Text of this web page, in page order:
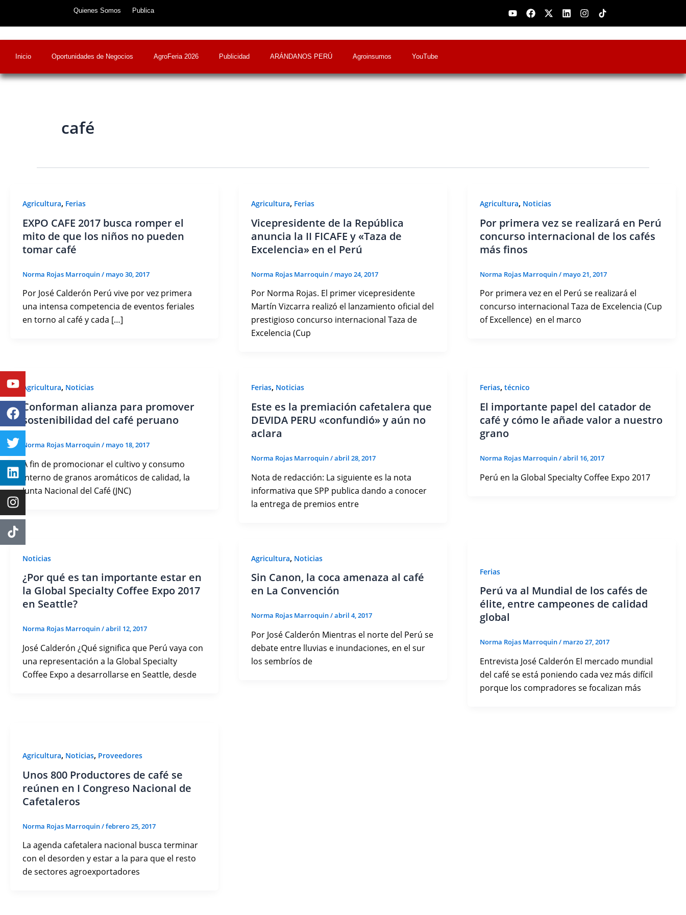
Quienes Somos Publica YoutubeFacebook
X-
twitter
LinkedinInstagram
Inicio Oportunidades de Negocios AgroFeria 2026 Publicidad ARÁNDANOS PERÚ Agroinsumos YouTube
café
Agricultura, Ferias
EXPO CAFE 2017 busca romper el
mito de que los niños no pueden
tomar café
Norma Rojas Marroquin/ mayo 30, 2017
Por José Calderón Perú vive por vez primera
una intensa competencia de eventos feriales
en torno al café y cada […]
Agricultura, Ferias
Vicepresidente de la República
anuncia la II FICAFE y «Taza de
Excelencia» en el Perú
Norma Rojas Marroquin/ mayo 24, 2017
Por Norma Rojas. El primer vicepresidente
Martín Vizcarra realizó el lanzamiento oficial del
prestigioso concurso internacional Taza de
Excelencia (Cup
Agricultura, Noticias
Por primera vez se realizará en Perú
concurso internacional de los cafés
más finos
Norma Rojas Marroquin/ mayo 21, 2017
Por primera vez en el Perú se realizará el
concurso internacional Taza de Excelencia (Cup
of Excellence) en el marco
Agricultura, Noticias
Conforman alianza para promover
sostenibilidad del café peruano
Norma Rojas Marroquin/ mayo 18, 2017
A fin de promocionar el cultivo y consumo
interno de granos aromáticos de calidad, la
Junta Nacional del Café (JNC)
Ferias, Noticias
Este es la premiación cafetalera que
DEVIDA PERU «confundió» y aún no
aclara
Norma Rojas Marroquin/abril 28, 2017
Nota de redacción: La siguiente es la nota
informativa que SPP publica dando a conocer
la entrega de premios entre
Ferias, técnico
El importante papel del catador de
café y cómo le añade valor a nuestro
grano
Norma Rojas Marroquin/abril 16, 2017
Perú en la Global Specialty Coffee Expo 2017
Noticias
¿Por qué es tan importante estar en
la Global Specialty Coffee Expo 2017
en Seattle?
Norma Rojas Marroquin/abril 12, 2017
José Calderón ¿Qué significa que Perú vaya con
una representación a la Global Specialty
Coffee Expo a desarrollarse en Seattle, desde
Agricultura, Noticias
Sin Canon, la coca amenaza al café
en La Convención
Norma Rojas Marroquin/abril 4, 2017
Por José Calderón Mientras el norte del Perú se
debate entre lluvias e inundaciones, en el sur
los sembríos de
Ferias
Perú va al Mundial de los cafés de
élite, entre campeones de calidad
global
Norma Rojas Marroquin/ marzo 27, 2017
Entrevista José Calderón El mercado mundial
del café se está poniendo cada vez más difícil
porque los compradores se focalizan más
Agricultura, Noticias, Proveedores
Unos 800 Productores de café se
reúnen en I Congreso Nacional de
Cafetaleros
Norma Rojas Marroquin/febrero 25, 2017
La agenda cafetalera nacional busca terminar
con el desorden y estar a la para que el resto
de sectores agroexportadores
Youtube
Facebook
Twitter
Linkedin
Instagram